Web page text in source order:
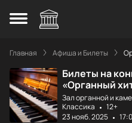
Главная Афиша и Билеты
Билеты на
«Органный
Зал органной и
Классика
12+
23 нояб. 2025